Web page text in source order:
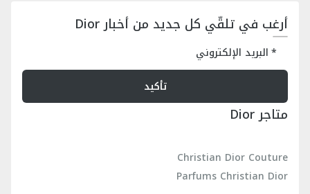
أرغب في تلقّي كل جديد من أخبار Dior
البريد الإلكتروني
تأكيد
متاجر Dior
Christian Dior Couture
Parfums Christian Dior